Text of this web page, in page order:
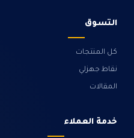
التسوق
كل المنتجات
نقاط جهزلي
المقالات
خدمة العملاء